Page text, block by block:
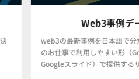
Web3事例デ
web3の最新事例を日本語で
のお仕事で利用しやすい形（
Googleスライド）で提供する